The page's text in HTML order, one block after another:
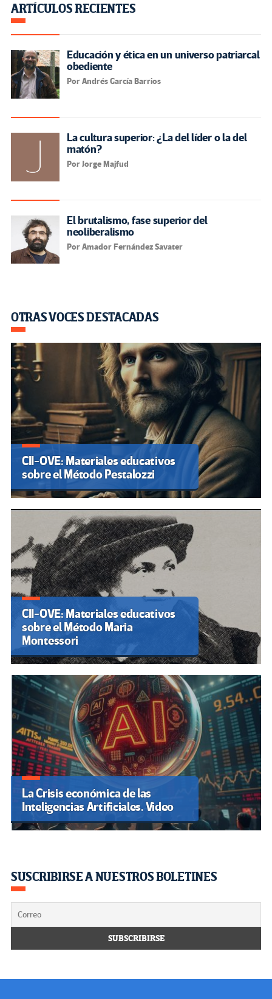
ARTÍCULOS RECIENTES
Educación y ética en un universo patriarcal
obediente
Por Andrés García Barrios
La cultura superior: ¿La del líder o la del
matón?
Por Jorge Majfud
El brutalismo, fase superior del
neoliberalismo
Por Amador Fernández Savater
OTRAS VOCES DESTACADAS
CII-OVE: Materiales educativos
sobre el Método Pestalozzi
CII-OVE: Materiales educativos
sobre el Método Maria
Montessori
La Crisis económica de las
Inteligencias Artificiales. Video
SUSCRIBIRSE A NUESTROS BOLETINES